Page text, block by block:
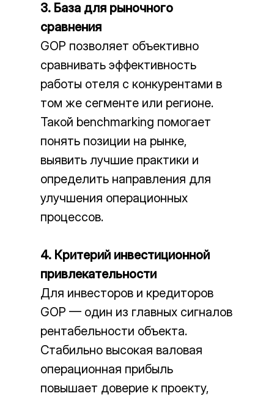
3. База для рыночного
сравнения
GOP позволяет объективно
сравнивать эффективность
работы отеля с конкурентами в
том же сегменте или регионе.
Такой benchmarking помогает
понять позиции на рынке,
выявить лучшие практики и
определить направления для
улучшения операционных
процессов.
4. Критерий инвестиционной
привлекательности
Для инвесторов и кредиторов
GOP — один из главных сигналов
рентабельности объекта.
Стабильно высокая валовая
операционная прибыль
повышает доверие к проекту,